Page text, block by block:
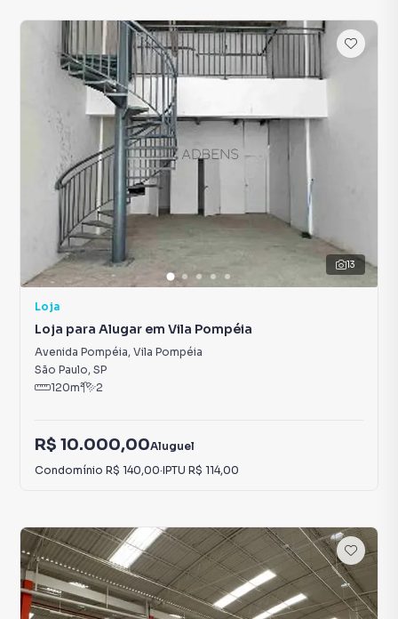
13
Loja
Loja para Alugar em Vila Pompéia
Avenida Pompéia, Vila Pompéia
São Paulo, SP
120m² 2
R$ 10.000,00Aluguel
Condomínio R$ 140,00·IPTU R$ 114,00